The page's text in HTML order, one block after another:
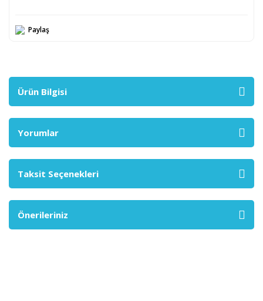
Paylaş
Ürün Bilgisi
Yorumlar
Taksit Seçenekleri
Önerileriniz